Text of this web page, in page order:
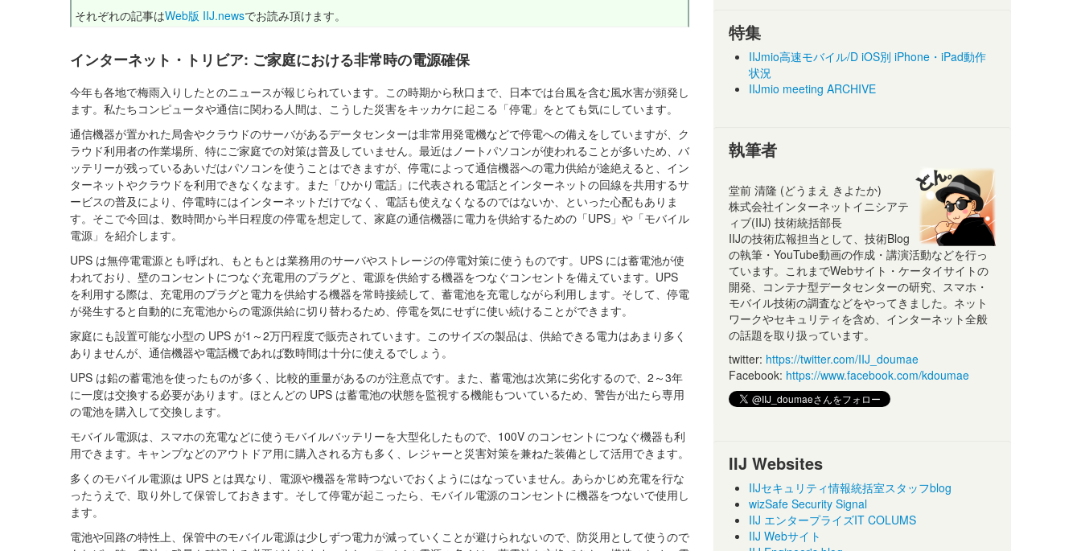
それぞれの記事はWeb版 IIJ.newsでお読み頂けます。
インターネット・トリビア: ご家庭における非常時の電源確保
今年も各地で梅雨入りしたとのニュースが報じられています。この時期から秋口まで、日本では台風を含む風水害が頻発し
ます。私たちコンピュータや通信に関わる人間は、こうした災害をキッカケに起こる「停電」をとても気にしています。
通信機器が置かれた局舎やクラウドのサーバがあるデータセンターは非常用発電機などで停電への備えをしていますが、ク
ラウド利用者の作業場所、特にご家庭での対策は普及していません。最近はノートパソコンが使われることが多いため、バ
ッテリーが残っているあいだはパソコンを使うことはできますが、停電によって通信機器への電力供給が途絶えると、イン
ターネットやクラウドを利用できなくなます。また「ひかり電話」に代表される電話とインターネットの回線を共用するサ
ービスの普及により、停電時にはインターネットだけでなく、電話も使えなくなるのではないか、といった心配もありま
す。そこで今回は、数時間から半日程度の停電を想定して、家庭の通信機器に電力を供給するための「UPS」や「モバイル
電源」を紹介します。
UPS は無停電電源とも呼ばれ、もともとは業務用のサーバやストレージの停電対策に使うものです。UPS には蓄電池が使
われており、壁のコンセントにつなぐ充電用のプラグと、電源を供給する機器をつなぐコンセントを備えています。UPS
を利用する際は、充電用のプラグと電力を供給する機器を常時接続して、蓄電池を充電しながら利用します。そして、停電
が発生すると自動的に充電池からの電源供給に切り替わるため、停電を気にせずに使い続けることができます。
家庭にも設置可能な小型の UPS が1～2万円程度で販売されています。このサイズの製品は、供給できる電力はあまり多く
ありませんが、通信機器や電話機であれば数時間は十分に使えるでしょう。
UPS は鉛の蓄電池を使ったものが多く、比較的重量があるのが注意点です。また、蓄電池は次第に劣化するので、2～3年
に一度は交換する必要があります。ほとんどの UPS は蓄電池の状態を監視する機能もついているため、警告が出たら専用
の電池を購入して交換します。
モバイル電源は、スマホの充電などに使うモバイルバッテリーを大型化したもので、100V のコンセントにつなぐ機器も利
用できます。キャンプなどのアウトドア用に購入される方も多く、レジャーと災害対策を兼ねた装備として活用できます。
多くのモバイル電源は UPS とは異なり、電源や機器を常時つないでおくようにはなっていません。あらかじめ充電を行な
ったうえで、取り外して保管しておきます。そして停電が起こったら、モバイル電源のコンセントに機器をつないで使用し
ます。
電池や回路の特性上、保管中のモバイル電源は少しずつ電力が減っていくことが避けられないので、防災用として使うので
特集
IIJmio高速モバイル/D iOS別 iPhone・iPad動作
状況
IIJmio meeting ARCHIVE
執筆者
堂前 清隆 (どうまえ きよたか)
株式会社インターネットイニシアテ
ィブ(IIJ) 技術統括部長
IIJの技術広報担当として、技術Blog
の執筆・YouTube動画の作成・講演活動などを行っ
ています。これまでWebサイト・ケータイサイトの
開発、コンテナ型データセンターの研究、スマホ・
モバイル技術の調査などをやってきました。ネット
ワークやセキュリティを含め、インターネット全般
の話題を取り扱っています。
twitter: https://twitter.com/IIJ_doumae
Facebook: https://www.facebook.com/kdoumae
IIJ Websites
IIJセキュリティ情報統括室スタッフblog
wizSafe Security Signal
IIJ エンタープライズIT COLUMS
IIJ Webサイト